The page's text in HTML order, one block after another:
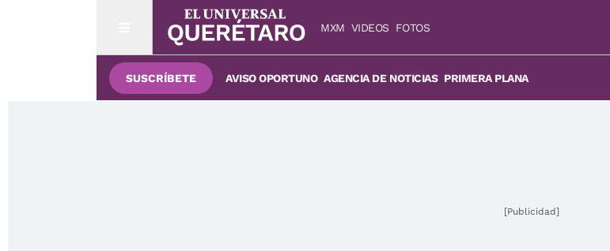
MXM VIDEOS FOTOS
SUSCRÍBETE AVISO OPORTUNO AGENCIA DE NOTICIAS PRIMERA PLANA
[Publicidad]